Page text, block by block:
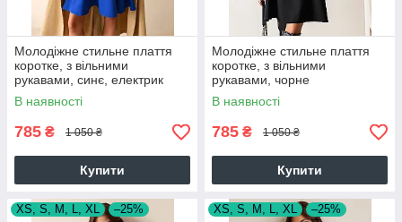
Молодіжне стильне плаття
коротке, з вільними
рукавами, синє, електрик
В наявності
785 ₴ 1 050 ₴
Купити
Молодіжне стильне плаття
коротке, з вільними
рукавами, чорне
В наявності
785 ₴ 1 050 ₴
Купити
XS, S, M, L, XL –25% XS, S, M, L, XL –25%